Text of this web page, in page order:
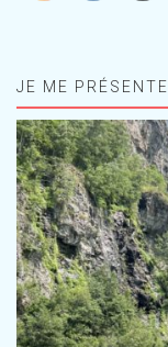
JE ME PRÉSENTE